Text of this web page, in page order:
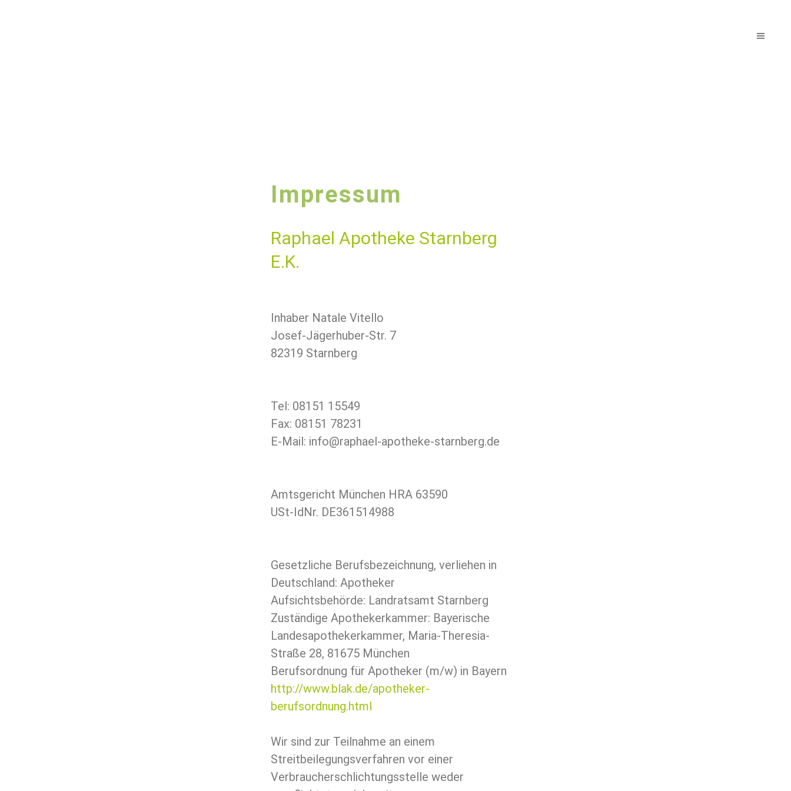
Impressum
Raphael Apotheke Starnberg
E.K.
Inhaber Natale Vitello
Josef-Jägerhuber-Str. 7
82319 Starnberg
Tel: 08151 15549
Fax: 08151 78231
E-Mail: info@raphael-apotheke-starnberg.de
Amtsgericht München HRA 63590
USt-IdNr. DE361514988
Gesetzliche Berufsbezeichnung, verliehen in
Deutschland: Apotheker
Aufsichtsbehörde: Landratsamt Starnberg
Zuständige Apothekerkammer: Bayerische
Landesapothekerkammer, Maria-Theresia-
Straße 28, 81675 München
Berufsordnung für Apotheker (m/w) in Bayern
http://www.blak.de/apotheker-
berufsordnung.html
Wir sind zur Teilnahme an einem
Streitbeilegungsverfahren vor einer
Verbraucherschlichtungsstelle weder